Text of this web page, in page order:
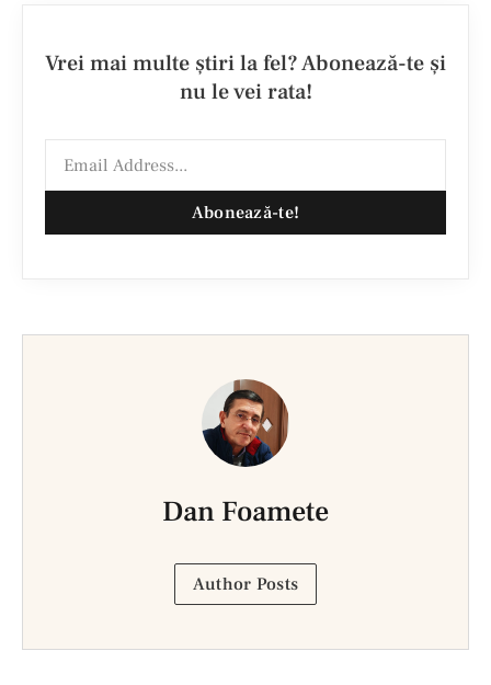
Vrei mai multe ştiri la fel? Abonează-te şi
nu le vei rata!
Abonează-te!
Dan Foamete
Author Posts